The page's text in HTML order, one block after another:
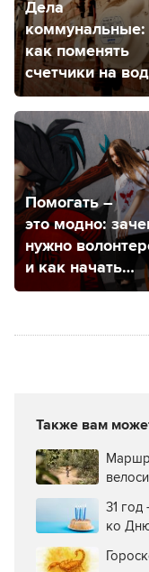
Дела
коммунальные:
как поменять
счетчики на
электричество
и газ в
Помогать –
это модно:
нужно
и как начать
им заниматься
Также вам
31 год
ко